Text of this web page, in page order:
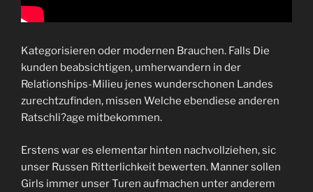
Kategorisieren oder modernen Brauchen. Falls Die
kunden beabsichtigen, umherwandern in der
Relationships-Milieu jenes wunderschonen Landes
zurechtzufinden, missen Welche ebendiese anderen
Ratschli?age mitbekommen.
Erstens war es elementar hinten nachvollziehen, sic
unser Russen Ritterlichkeit bewerten. Manner sollen
Girls immer unser Turen aufmachen unter anderem